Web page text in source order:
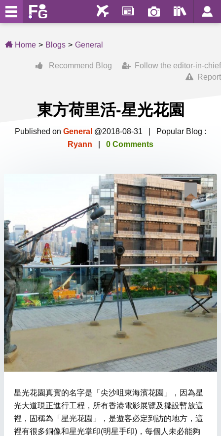
Home Blogs General
Follow the editor-in-chief
Recommend Blog
Report
東方荷里活-星光花園
Published on General @2018-08-31 | Popular Blog :
Ryann
0 Comments
星光花園真實的名字是「尖沙咀東海濱花園」，因為星
光大道現正進行工程，所有香港電影展覽及擺設暫放這
裡，固稱為「星光花園」，是遊客必定到訪的地方，這
裡有很多銅像和星光掌印(明星手印)，每個人未必能夠